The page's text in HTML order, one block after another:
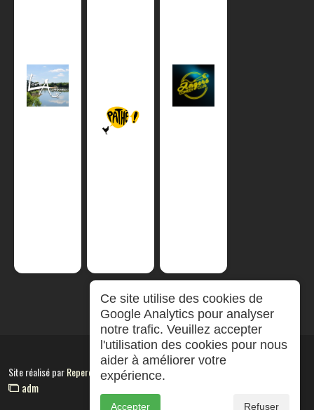
Site réalisé parRepereCom
adm
Ce site utilise des cookies de
Google Analytics pour analyser
notre trafic. Veuillez accepter
l'utilisation des cookies pour nous
aider à améliorer votre
expérience.
Accepter Refuser